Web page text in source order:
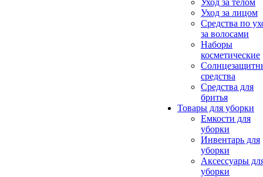
Уход за телом
Уход за лицом
Средства по
за волосами
Наборы
косметические
средства
Средства для
бритья
Товары для уборки
Емкости для
уборки
Инвентарь для
уборки
Аксессуары
уборки